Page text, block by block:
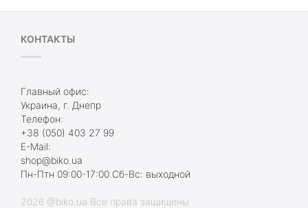
КОНТАКТЫ
Главный офис:
Украина, г. Днепр
Телефон:
+38 (050) 403 27 99
E-Mail:
shop@biko.ua
Пн-Птн 09:00-17:00 Сб-Вс: выходной
2026 @biko.ua Все права защищены